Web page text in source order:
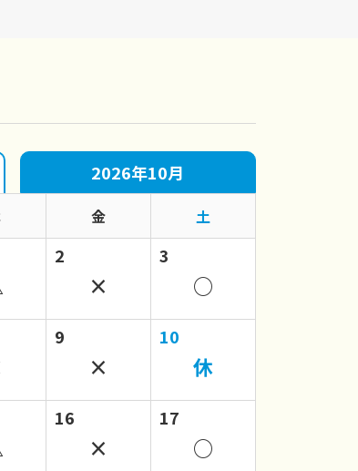
2026年10月
金 土
2
×
3
○
9
×
10
休
16
×
17
○